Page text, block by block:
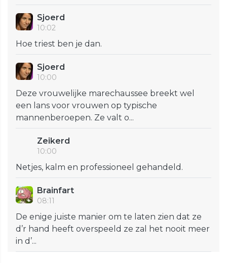
Sjoerd
10:02
Hoe triest ben je dan.
Sjoerd
10:00
Deze vrouwelijke marechaussee breekt wel
een lans voor vrouwen op typische
mannenberoepen. Ze valt o...
Zeikerd
10:00
Netjes, kalm en professioneel gehandeld.
Brainfart
08:11
De enige juiste manier om te laten zien dat ze
d’r hand heeft overspeeld ze zal het nooit meer
in d’...